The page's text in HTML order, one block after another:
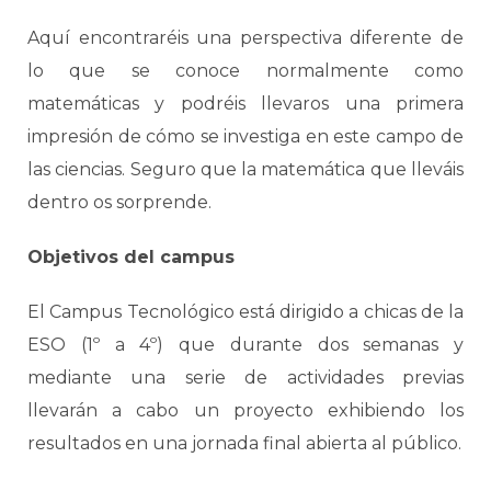
Aquí encontraréis una perspectiva diferente de
lo que se conoce normalmente como
matemáticas y podréis llevaros una primera
impresión de cómo se investiga en este campo de
las ciencias. Seguro que la matemática que lleváis
dentro os sorprende.
Objetivos del campus
El Campus Tecnológico está dirigido a chicas de la
ESO (1º a 4º) que durante dos semanas y
mediante una serie de actividades previas
llevarán a cabo un proyecto exhibiendo los
resultados en una jornada final abierta al público.